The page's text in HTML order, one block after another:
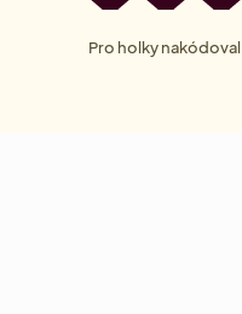
Pro holky nakódoval